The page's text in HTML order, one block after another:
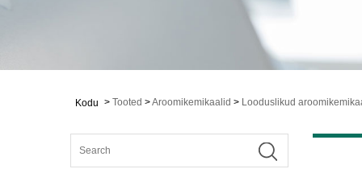
Kodu > Tooted >Aroomikemikaalid > Looduslikud